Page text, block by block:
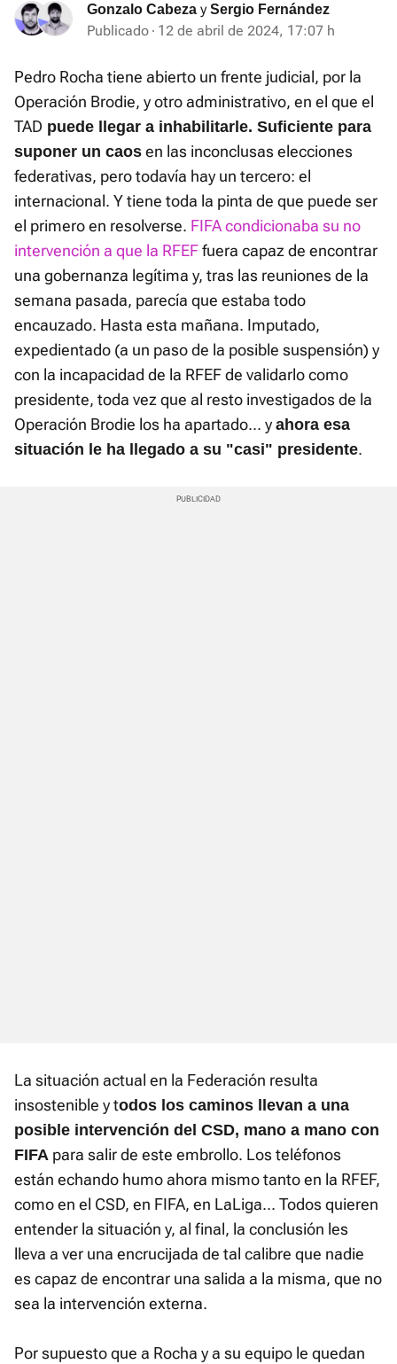
Gonzalo Cabeza ySergio Fernández
Publicado 12 de abril de 2024, 17:07 h
Pedro Rocha tiene abierto un frente judicial, por la
Operación Brodie, y otro administrativo, en el que el
TAD puede llegar a inhabilitarle. Suficiente para
suponer un caos en las inconclusas elecciones
federativas, pero todavía hay un tercero: el
internacional. Y tiene toda la pinta de que puede ser
el primero en resolverse. FIFA condicionaba su no
intervención a que la RFEFfuera capaz de encontrar
una gobernanza legítima y, tras las reuniones de la
semana pasada, parecía que estaba todo
encauzado. Hasta esta mañana. Imputado,
expedientado (a un paso de la posible suspensión) y
con la incapacidad de la RFEF de validarlo como
presidente, toda vez que al resto investigados de la
Operación Brodie los ha apartado... y ahora esa
situación le ha llegado a su "casi" presidente.
La situación actual en la Federación resulta
insostenible y todos los caminos llevan a una
posible intervención del CSD, mano a mano con
FIFA para salir de este embrollo. Los teléfonos
están echando humo ahora mismo tanto en la RFEF,
como en el CSD, en FIFA, en LaLiga... Todos quieren
entender la situación y, al final, la conclusión les
lleva a ver una encrucijada de tal calibre que nadie
es capaz de encontrar una salida a la misma, que no
sea la intervención externa.
Por supuesto que a Rocha y a su equipo le quedan